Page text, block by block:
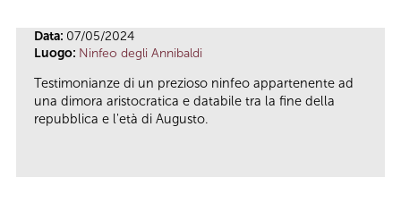
Data: 07/05/2024
Luogo: Ninfeo degli Annibaldi
Testimonianze di un prezioso ninfeo appartenente ad
una dimora aristocratica e databile tra la fine della
repubblica e l'età di Augusto.